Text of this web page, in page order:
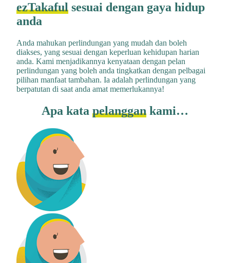
ezTakaful sesuai dengan gaya hidup
anda
Anda mahukan perlindungan yang mudah dan boleh
diakses, yang sesuai dengan keperluan kehidupan harian
anda. Kami menjadikannya kenyataan dengan pelan
perlindungan yang boleh anda tingkatkan dengan pelbagai
pilihan manfaat tambahan. Ia adalah perlindungan yang
berpatutan di saat anda amat memerlukannya!
Apa kata pelanggan kami…